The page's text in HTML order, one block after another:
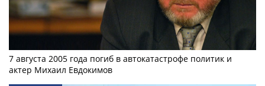
7 августа 2005 года погиб в автокатастрофе политик и
актер Михаил Евдокимов